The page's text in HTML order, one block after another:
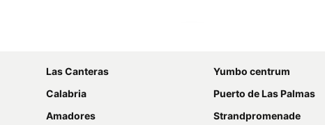
Las Canteras
Yumbo centrum
Calabria
Puerto de Las Palmas
Amadores
Strandpromenade